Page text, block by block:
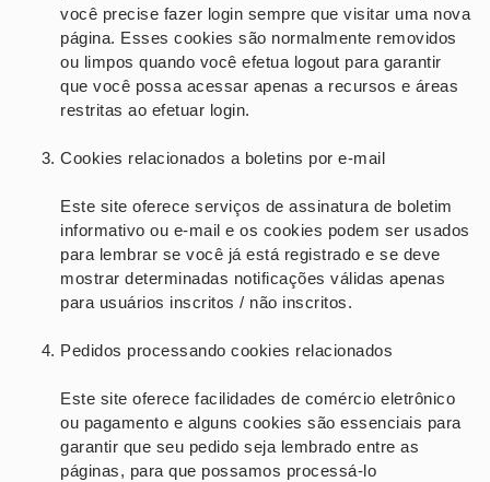
você precise fazer login sempre que visitar uma nova
página. Esses cookies são normalmente removidos
ou limpos quando você efetua logout para garantir
que você possa acessar apenas a recursos e áreas
restritas ao efetuar login.
Cookies relacionados a boletins por e-mail
Este site oferece serviços de assinatura de boletim
informativo ou e-mail e os cookies podem ser usados
​​para lembrar se você já está registrado e se deve
mostrar determinadas notificações válidas apenas
para usuários inscritos / não inscritos.
Pedidos processando cookies relacionados
Este site oferece facilidades de comércio eletrônico
ou pagamento e alguns cookies são essenciais para
garantir que seu pedido seja lembrado entre as
páginas, para que possamos processá-lo